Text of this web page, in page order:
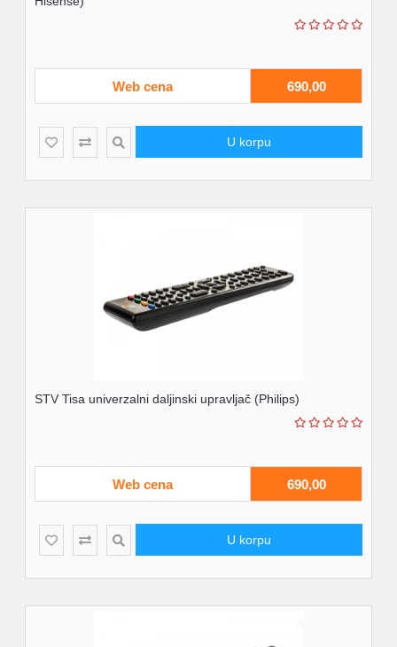
Web cena 690,00
U korpu
STV Tisa univerzalni daljinski upravljač (Philips)
Web cena 690,00
U korpu